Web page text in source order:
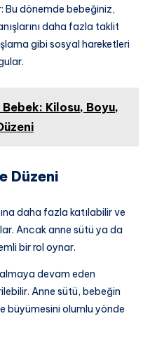
Bu dönemde bebeğiniz,
daha fazla taklit
gibi sosyal hareketleri
Bebek: Kilosu, Boyu,
Düzeni
daha fazla katılabilir ve
Ancak anne sütü ya da
bir rol oynar.
devam eden
Anne sütü, bebeğin
büyümesini olumlu yönde